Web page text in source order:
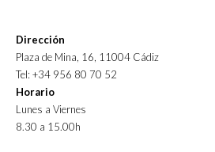
Dirección
Plaza de Mina, 16, 11004 Cádiz
Tel: +34 956 80 70 52
Horario
Lunes a Viernes
8.30 a 15.00h